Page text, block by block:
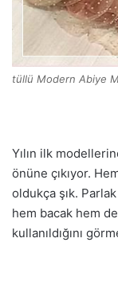
tüllü Modern Abiye
Yılın ilk
önüne çıkıyor.
oldukça şık.
hem bacak hem
kullanıldığını